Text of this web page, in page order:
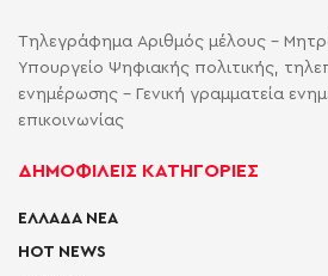
Τηλεγράφημα Αριθμός μέλους -
Υπουργείο Ψηφιακής πολιτικής,
ενημέρωσης - Γενική γραμματεία
επικοινωνίας
ΔΗΜΟΦΙΛΕΙΣ ΚΑΤΗΓΟΡΙΕΣ
ΕΛΛΑΔΑ ΝΕΑ
HOT NEWS